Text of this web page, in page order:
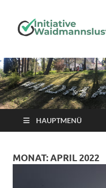
HAUPTMENÜ
MONAT:APRIL 2022